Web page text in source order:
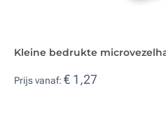
Kleine bedrukte
Prijs vanaf: € 1,27